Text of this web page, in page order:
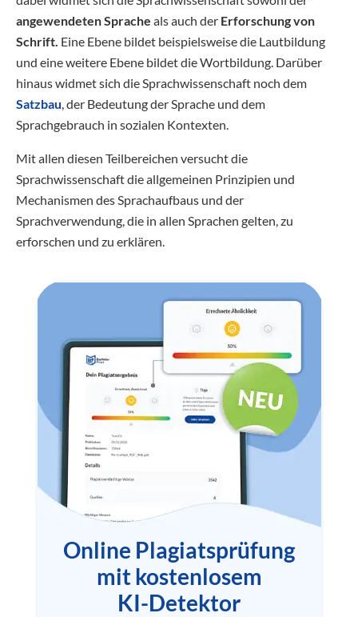
angewendeten Sprache als auch der Erforschung von
Schrift. Eine Ebene bildet beispielsweise die Lautbildung
und eine weitere Ebene bildet die Wortbildung. Darüber
hinaus widmet sich die Sprachwissenschaft noch dem
Satzbau, der Bedeutung der Sprache und dem
Sprachgebrauch in sozialen Kontexten.
Mit allen diesen Teilbereichen versucht die
Sprachwissenschaft die allgemeinen Prinzipien und
Mechanismen des Sprachaufbaus und der
Sprachverwendung, die in allen Sprachen gelten, zu
erforschen und zu erklären.
Online Plagiatsprüfung
mit kostenlosem
KI-Detektor